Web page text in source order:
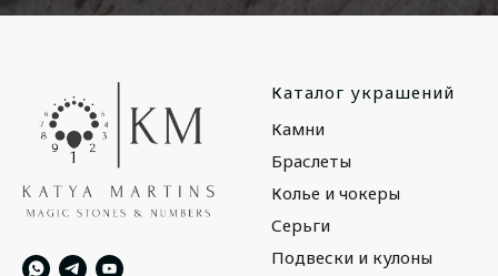
Каталог украшений
Камни
Браслеты
Колье и чокеры
Серьги
Подвески и кулоны